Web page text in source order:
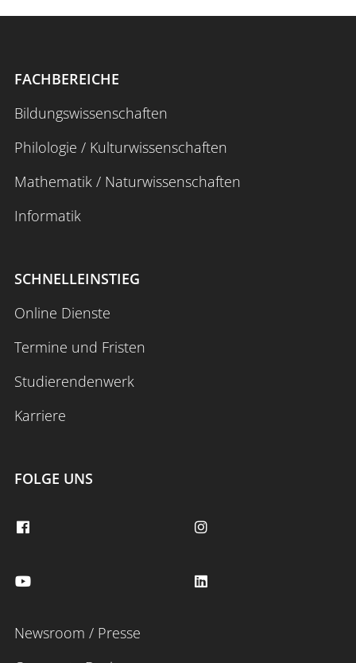
FACHBEREICHE
Bildungswissenschaften
Philologie / Kulturwissenschaften
Mathematik / Naturwissenschaften
Informatik
SCHNELLEINSTIEG
Online Dienste
Termine und Fristen
Studierendenwerk
Karriere
FOLGE UNS
Newsroom / Presse